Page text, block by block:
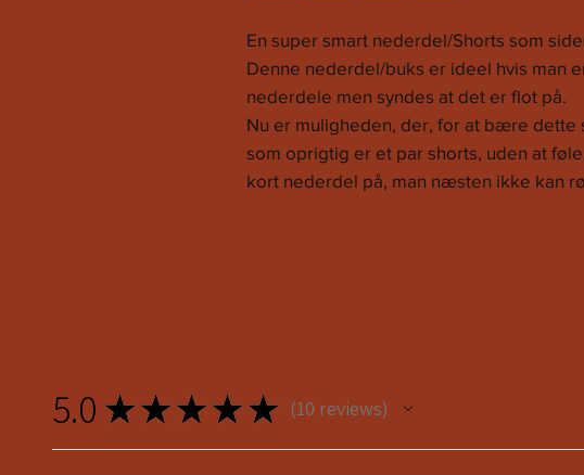
En super smart nederdel/Shorts som
Denne nederdel/buks er ideel hvis man
nederdele men syndes at det er flot på.
Nu er muligheden, der, for at bære dette
som oprigtig er et par shorts, uden at
kort nederdel på, man næsten ikke kan
5.0 ★★★★★ 10 reviews
10